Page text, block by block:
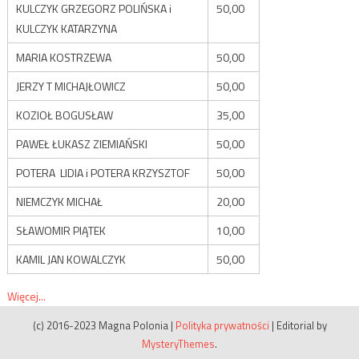
KULCZYK GRZEGORZ POLIŃSKA i
KULCZYK KATARZYNA
50,00
MARIA KOSTRZEWA
50,00
JERZY T MICHAJŁOWICZ
50,00
KOZIOŁ BOGUSŁAW
35,00
PAWEŁ ŁUKASZ ZIEMIAŃSKI
50,00
POTERA LIDIA i POTERA KRZYSZTOF
50,00
NIEMCZYK MICHAŁ
20,00
SŁAWOMIR PIĄTEK
10,00
KAMIL JAN KOWALCZYK
50,00
Więcej...
(c) 2016-2023 Magna Polonia | Polityka prywatności | Editorial by
MysteryThemes.